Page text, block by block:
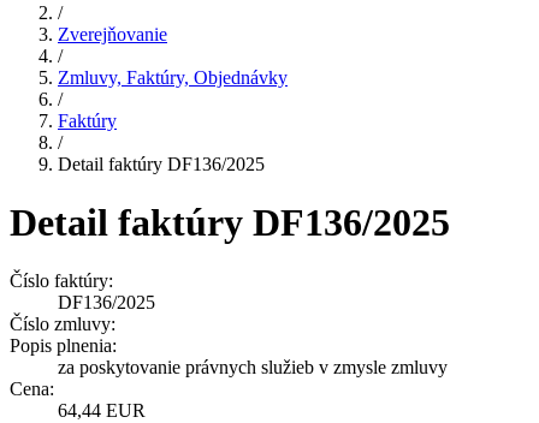
/
Zverejňovanie
/
Zmluvy, Faktúry, Objednávky
/
Faktúry
/
Detail faktúry DF136/2025
Detail faktúry DF136/2025
Číslo faktúry:
DF136/2025
Číslo zmluvy:
Popis plnenia:
za poskytovanie právnych služieb v zmysle zmluvy
Cena:
64,44 EUR